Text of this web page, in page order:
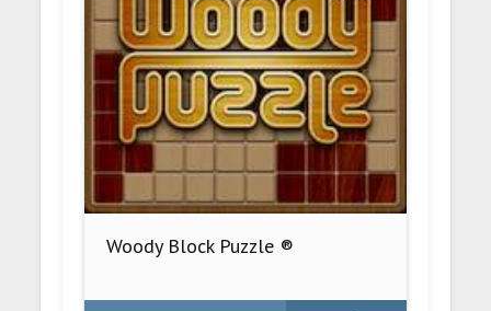
Woody Block Puzzle ®